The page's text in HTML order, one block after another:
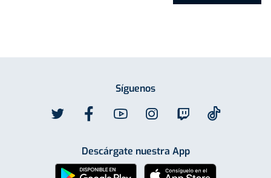
Síguenos
Descárgate nuestra App